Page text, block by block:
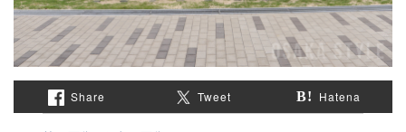
Share Tweet Hatena